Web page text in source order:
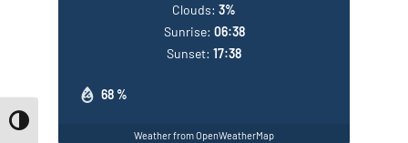
Toggle High Contrast
68 %
Clouds: 3%
Sunrise: 06:38
Sunset: 17:38
Weather from OpenWeatherMap